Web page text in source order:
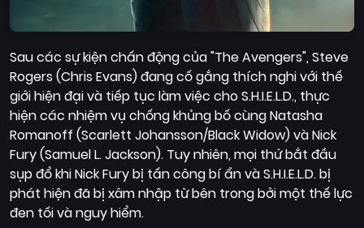
Sau các sự kiện chấn động của "The Avengers", Steve
Rogers (Chris Evans) đang cố gắng thích nghi với thế
giới hiện đại và tiếp tục làm việc cho S.H.I.E.L.D., thực
hiện các nhiệm vụ chống khủng bố cùng Natasha
Romanoff (Scarlett Johansson/Black Widow) và Nick
Fury (Samuel L. Jackson). Tuy nhiên, mọi thứ bắt đầu
sụp đổ khi Nick Fury bị tấn công bí ẩn và S.H.I.E.L.D. bị
phát hiện đã bị xâm nhập từ bên trong bởi một thế lực
đen tối và nguy hiểm.